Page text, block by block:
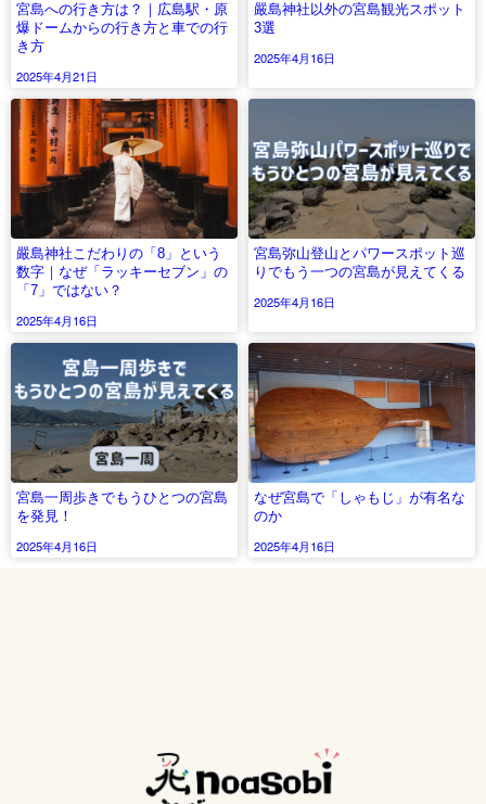
宮島への行き方は？｜広島駅・原
爆ドームからの行き方と車での行
き方
2025年4月21日
嚴島神社以外の宮島観光スポット
3選
2025年4月16日
嚴島神社こだわりの「8」という
数字｜なぜ「ラッキーセブン」の
「7」ではない？
2025年4月16日
宮島弥山登山とパワースポット巡
りでもう一つの宮島が見えてくる
2025年4月16日
宮島一周歩きでもうひとつの宮島
を発見！
2025年4月16日
なぜ宮島で「しゃもじ」が有名な
のか
2025年4月16日